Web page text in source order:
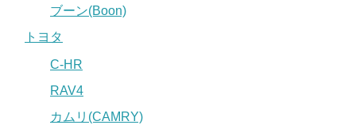
ブーン(Boon)
トヨタ
C-HR
RAV4
カムリ(CAMRY)